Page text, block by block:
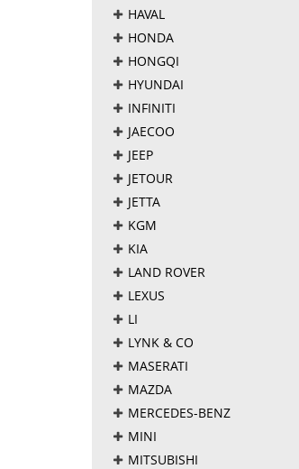
HAVAL
HONDA
HONGQI
HYUNDAI
INFINITI
JAECOO
JEEP
JETOUR
JETTA
KGM
KIA
LAND ROVER
LEXUS
LI
LYNK & CO
MASERATI
MAZDA
MERCEDES-BENZ
MINI
MITSUBISHI